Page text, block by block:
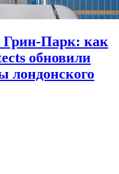
Парк: как
обновили
лондонского